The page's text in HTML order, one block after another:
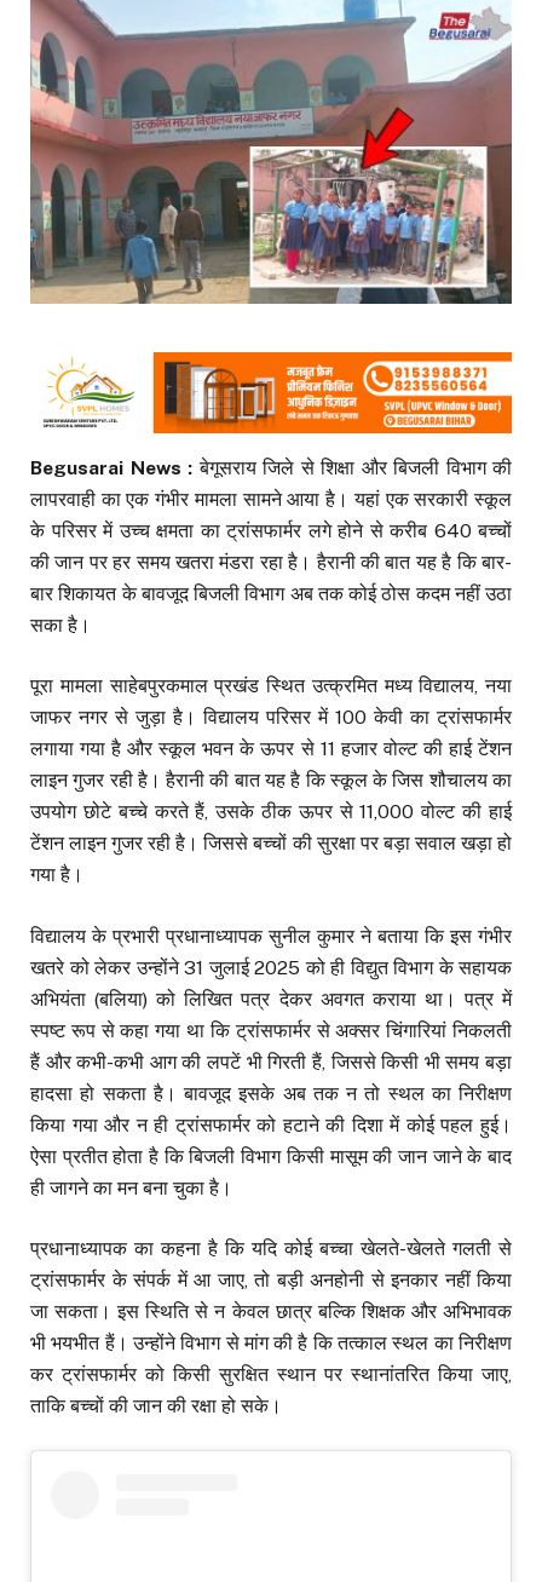
Begusarai News :बेगूसराय जिले से शिक्षा और बिजली विभाग की
लापरवाही का एक गंभीर मामला सामने आया है। यहां एक सरकारी स्कूल
के परिसर में उच्च क्षमता का ट्रांसफार्मर लगे होने से करीब 640 बच्चों
की जान पर हर समय खतरा मंडरा रहा है। हैरानी की बात यह है कि बार-
बार शिकायत के बावजूद बिजली विभाग अब तक कोई ठोस कदम नहीं उठा
सका है।
पूरा मामला साहेबपुरकमाल प्रखंड स्थित उत्क्रमित मध्य विद्यालय, नया
जाफर नगर से जुड़ा है। विद्यालय परिसर में 100 केवी का ट्रांसफार्मर
लगाया गया है और स्कूल भवन के ऊपर से 11 हजार वोल्ट की हाई टेंशन
लाइन गुजर रही है। हैरानी की बात यह है कि स्कूल के जिस शौचालय का
उपयोग छोटे बच्चे करते हैं, उसके ठीक ऊपर से 11,000 वोल्ट की हाई
टेंशन लाइन गुजर रही है। जिससे बच्चों की सुरक्षा पर बड़ा सवाल खड़ा हो
गया है।
विद्यालय के प्रभारी प्रधानाध्यापक सुनील कुमार ने बताया कि इस गंभीर
खतरे को लेकर उन्होंने 31 जुलाई 2025 को ही विद्युत विभाग के सहायक
अभियंता (बलिया) को लिखित पत्र देकर अवगत कराया था। पत्र में
स्पष्ट रूप से कहा गया था कि ट्रांसफार्मर से अक्सर चिंगारियां निकलती
हैं और कभी-कभी आग की लपटें भी गिरती हैं, जिससे किसी भी समय बड़ा
हादसा हो सकता है। बावजूद इसके अब तक न तो स्थल का निरीक्षण
किया गया और न ही ट्रांसफार्मर को हटाने की दिशा में कोई पहल हुई।
ऐसा प्रतीत होता है कि बिजली विभाग किसी मासूम की जान जाने के बाद
ही जागने का मन बना चुका है।
प्रधानाध्यापक का कहना है कि यदि कोई बच्चा खेलते-खेलते गलती से
ट्रांसफार्मर के संपर्क में आ जाए, तो बड़ी अनहोनी से इनकार नहीं किया
जा सकता। इस स्थिति से न केवल छात्र बल्कि शिक्षक और अभिभावक
भी भयभीत हैं। उन्होंने विभाग से मांग की है कि तत्काल स्थल का निरीक्षण
कर ट्रांसफार्मर को किसी सुरक्षित स्थान पर स्थानांतरित किया जाए,
ताकि बच्चों की जान की रक्षा हो सके।